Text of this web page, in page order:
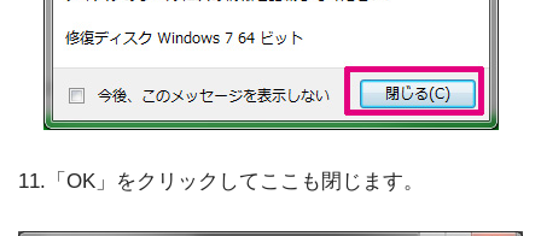
11.「OK」をクリックしてここも閉じます。